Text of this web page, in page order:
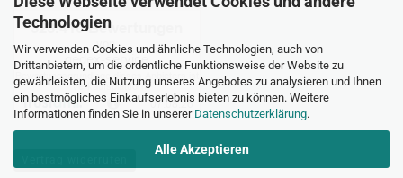
Technologien
Wir verwenden Cookies und ähnliche Technologien, auch von
Drittanbietern, um die ordentliche Funktionsweise der Website zu
gewährleisten, die Nutzung unseres Angebotes zu analysieren und Ihnen
ein bestmögliches Einkaufserlebnis bieten zu können. Weitere
Informationen finden Sie in unserer Datenschutzerklärung.
Alle Akzeptieren